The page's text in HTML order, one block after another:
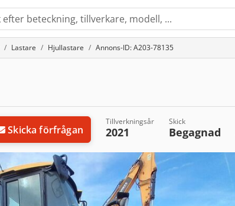
Lastare Hjullastare Annons-ID: A203-78135
Skicka förfrågan
Tillverkningsår
2021
Skick
Begagnad